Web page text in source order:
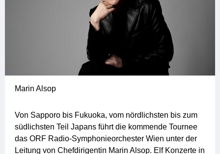
Marin Alsop
Von Sapporo bis Fukuoka, vom nördlichsten bis zum
südlichsten Teil Japans führt die kommende Tournee
das ORF Radio-Symphonieorchester Wien unter der
Leitung von Chefdirigentin Marin Alsop. Elf Konzerte in